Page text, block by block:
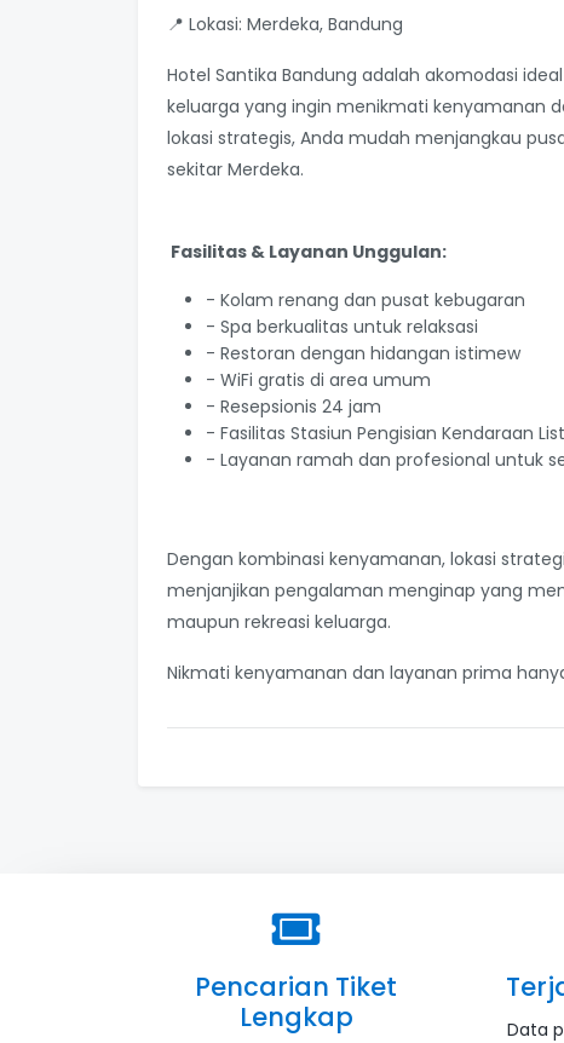
📍 Lokasi: Merdeka, Bandung
Hotel Santika Bandung adalah akomodasi
keluarga yang ingin menikmati kenyamanan
lokasi strategis, Anda mudah menjangkau
sekitar Merdeka.
Fasilitas & Layanan Unggulan:
- Kolam renang dan pusat kebugaran
- Spa berkualitas untuk relaksasi
- Restoran dengan hidangan istimew
- WiFi gratis di area umum
- Resepsionis 24 jam
- Fasilitas Stasiun Pengisian Kendaraan
- Layanan ramah dan profesional untuk
Dengan kombinasi kenyamanan, lokasi
menjanjikan pengalaman menginap yang
maupun rekreasi keluarga.
Nikmati kenyamanan dan layanan prima
Pencarian Tiket
Lengkap
Data